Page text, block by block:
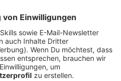
über zum 65. Mal